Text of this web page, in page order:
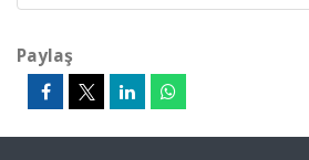
Paylaş